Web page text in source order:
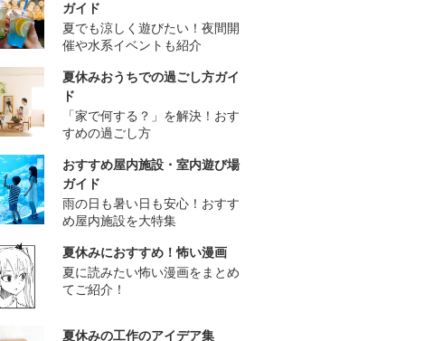
ガイド
夏でも涼しく遊びたい！夜間開
催や水系イベントも紹介
夏休みおうちでの過ごし方ガイ
ド
「家で何する？」を解決！おす
すめの過ごし方
おすすめ屋内施設・室内遊び場
ガイド
雨の日も暑い日も安心！おすす
め屋内施設を大特集
夏休みにおすすめ！怖い漫画
夏に読みたい怖い漫画をまとめ
てご紹介！
夏休みの工作のアイデア集